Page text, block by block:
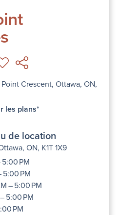
Crescent, Ottawa, ON,
les plans*
de location
ON, K1T 1X9
PM
5:00 PM
– 5:00 PM
5:00 PM
PM